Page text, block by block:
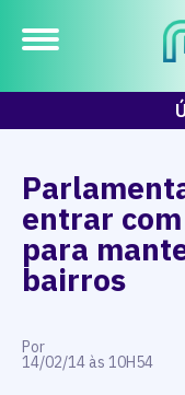
entrar
para
bairros
Por
14/02/14 às 10H54